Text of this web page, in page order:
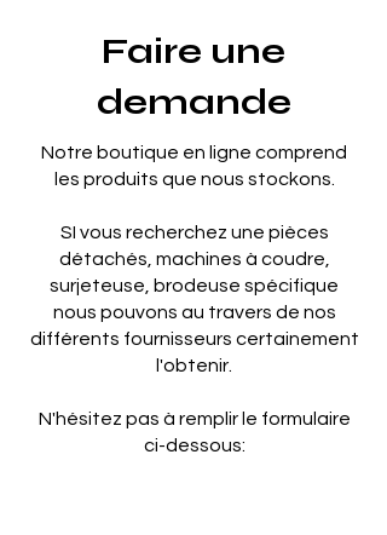
Faire une
demande
Notre boutique en ligne comprend
les produits que nous stockons.
SI vous recherchez une pièces
détachés, machines à coudre,
surjeteuse, brodeuse spécifique
nous pouvons au travers de nos
différents fournisseurs certainement
l'obtenir.
N'hésitez pas à remplir le formulaire
ci-dessous: